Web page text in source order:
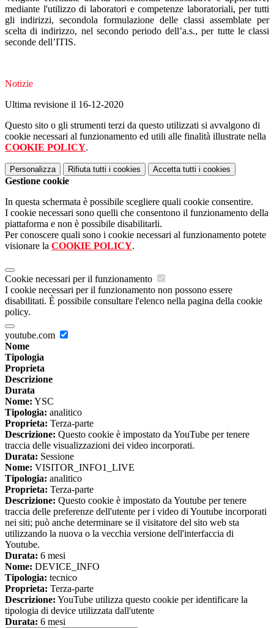
mediante l'utilizzo di laboratori e competenze laboratoriali, per tutti
gli indirizzi, secondola formulazione delle classi assemblate per
scelta di indirizzo, nel secondo periodo dell’a.s., per tutte le classi
seconde dell’ITIS.
Notizie
Ultima revisione il 16-12-2020
Questo sito o gli strumenti terzi da questo utilizzati si avvalgono di
cookie necessari al funzionamento ed utili alle finalità illustrate nella
COOKIE POLICY.
Personalizza Rifiuta tutti i cookies Accetta tutti i cookies
Gestione cookie
In questa schermata è possibile scegliere quali cookie consentire.
I cookie necessari sono quelli che consentono il funzionamento della
piattaforma e non è possibile disabilitarli.
Per conoscere quali sono i cookie necessari al funzionamento potete
visionare la COOKIE POLICY.
Cookie necessari per il funzionamento
I cookie necessari per il funzionamento non possono essere
disabilitati. È possibile consultare l'elenco nella pagina della cookie
policy.
youtube.com
Nome
Tipologia
Proprieta
Descrizione
Durata
Nome: YSC
Tipologia: analitico
Proprieta: Terza-parte
Descrizione: Questo cookie è impostato da YouTube per tenere
traccia delle visualizzazioni dei video incorporati.
Durata: Sessione
Nome: VISITOR_INFO1_LIVE
Tipologia: analitico
Proprieta: Terza-parte
Descrizione: Questo cookie è impostato da Youtube per tenere
traccia delle preferenze dell'utente per i video di Youtube incorporati
nei siti; può anche determinare se il visitatore del sito web sta
utilizzando la nuova o la vecchia versione dell'interfaccia di
Youtube.
Durata: 6 mesi
Nome: DEVICE_INFO
Tipologia: tecnico
Proprieta: Terza-parte
Descrizione: YouTube utilizza questo cookie per identificare la
tipologia di device utilizzata dall'utente
Durata: 6 mesi